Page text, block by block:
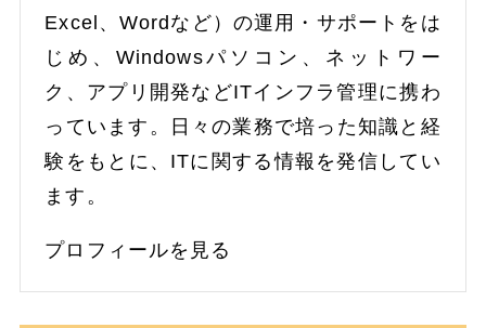
Excel、Wordなど）の運用・サポートをは
じめ、Windowsパソコン、ネットワー
ク、アプリ開発などITインフラ管理に携わ
っています。日々の業務で培った知識と経
験をもとに、ITに関する情報を発信してい
ます。
プロフィールを見る